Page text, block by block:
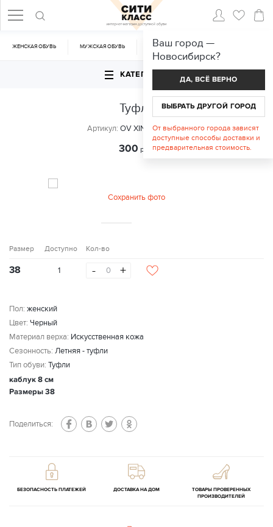
ЖЕНСКАЯ ОБУВЬ МУЖСКАЯ ОБУВЬ CУМКИ
КАТЕГОРИИ
Туфли
Артикул: OV XIN NAI 2081-5
300 руб.
Сохранить фото
Размер Доступно Кол-во
38 1 - +
Пол: женский
Цвет: Черный
Материал верха: Искусственная кожа
Сезонность: Летняя - туфли
Тип обуви: Туфли
каблук 8 см
Размеры 38
Поделиться:
БЕЗОПАСНОСТЬ ПЛАТЕЖЕЙ ДОСТАВКА НА ДОМ
ТОВАРЫ ПРОВЕРЕННЫХ
ПРОИЗВОДИТЕЛЕЙ
Ваш город —
Новосибирск?
ДА, ВСЁ ВЕРНО
ВЫБРАТЬ ДРУГОЙ ГОРОД
От выбранного города зависят
доступные способы доставки и
предварительная стоимость.